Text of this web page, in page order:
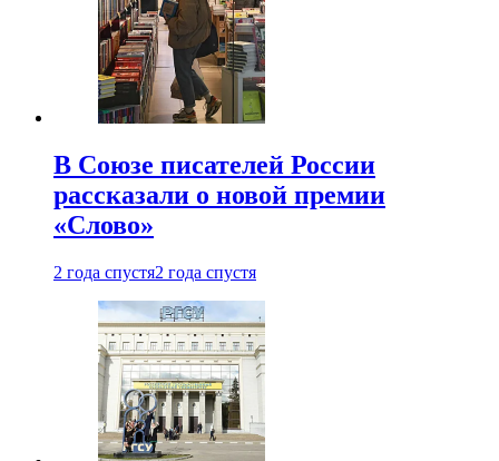
В Союзе писателей России
рассказали о новой премии
«Слово»
2 года спустя2 года спустя